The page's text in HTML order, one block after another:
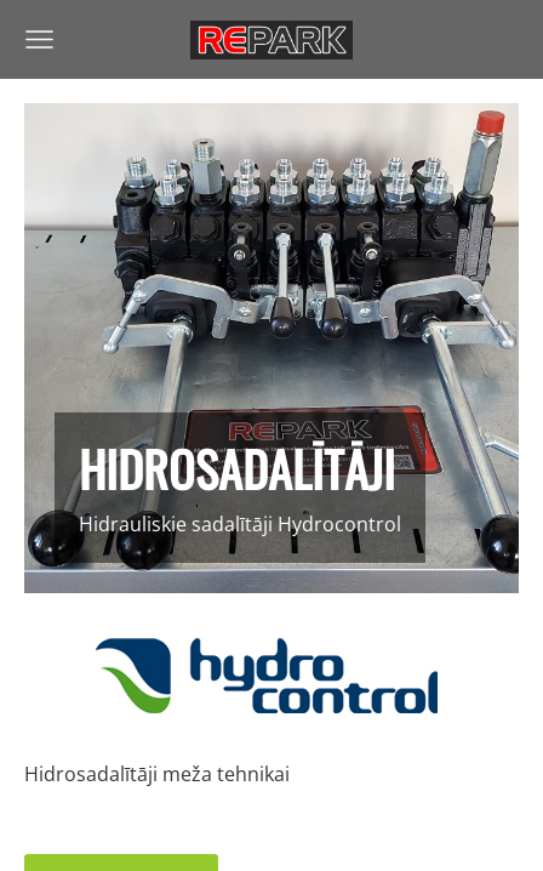
HIDROSADALĪTĀJI
Hidrauliskie sadalītāji Hydrocontrol
Hidrosadalītāji meža tehnikai